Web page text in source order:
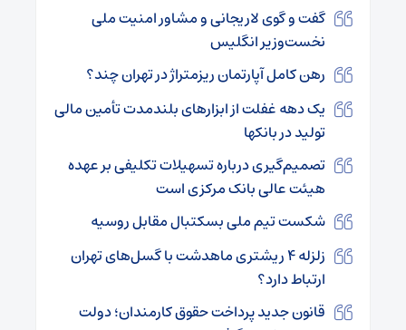
گفت و گوی لاریجانی و مشاور امنیت ملی
نخست‌وزیر انگلیس
رهن کامل آپارتمان ریزمتراژ در تهران چند؟
یک دهه غفلت از ابزارهای بلندمدت تأمین مالی
تولید در بانکها
تصمیم‌گیری درباره تسهیلات تکلیفی بر عهده
هیئت عالی بانک مرکزی است
شکست تیم ملی بسکتبال مقابل روسیه
زلزله ۴ ریشتری ماهدشت با گسل‌های تهران
ارتباط دارد؟
قانون جدید پرداخت حقوق کارمندان؛ دولت